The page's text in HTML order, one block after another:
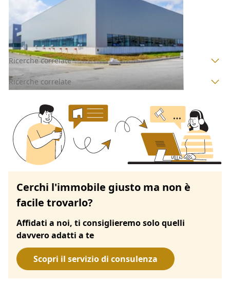
Tombolo (Padova)
Codice asta:
Asta chiusa
Ricerche correlate
Ricerche correlate
Cerchi l'immobile giusto ma non è
facile trovarlo?
Affidati a noi, ti consiglieremo solo quelli
davvero adatti a te
Scopri il servizio di consulenza